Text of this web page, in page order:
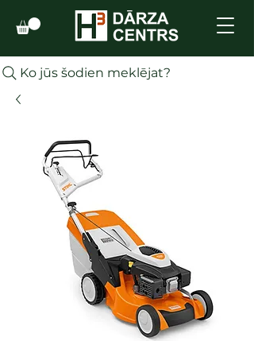
Ko jūs šodien meklējat?